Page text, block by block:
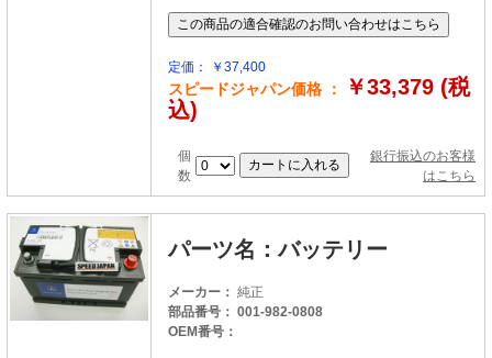
定価： ￥37,400
スピードジャパン価格 ：
￥33,379 (税
込)
個
数
銀行振込のお客様
はこちら
パーツ名：バッテリー
メーカー： 純正
部品番号： 001-982-0808
OEM番号：